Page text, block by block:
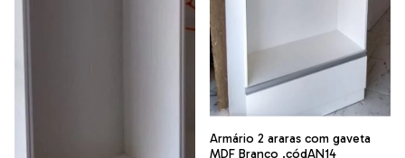
Armário 2 araras com gaveta
MDF Branco .códAN14